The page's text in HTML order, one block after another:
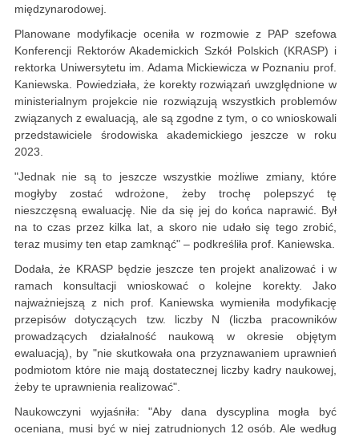
międzynarodowej.
Planowane modyfikacje oceniła w rozmowie z PAP szefowa
Konferencji Rektorów Akademickich Szkół Polskich (KRASP) i
rektorka Uniwersytetu im. Adama Mickiewicza w Poznaniu prof.
Kaniewska. Powiedziała, że korekty rozwiązań uwzględnione w
ministerialnym projekcie nie rozwiązują wszystkich problemów
związanych z ewaluacją, ale są zgodne z tym, o co wnioskowali
przedstawiciele środowiska akademickiego jeszcze w roku
2023.
"Jednak nie są to jeszcze wszystkie możliwe zmiany, które
mogłyby zostać wdrożone, żeby trochę polepszyć tę
nieszczęsną ewaluację. Nie da się jej do końca naprawić. Był
na to czas przez kilka lat, a skoro nie udało się tego zrobić,
teraz musimy ten etap zamknąć" – podkreśliła prof. Kaniewska.
Dodała, że KRASP będzie jeszcze ten projekt analizować i w
ramach konsultacji wnioskować o kolejne korekty. Jako
najważniejszą z nich prof. Kaniewska wymieniła modyfikację
przepisów dotyczących tzw. liczby N (liczba pracowników
prowadzących działalność naukową w okresie objętym
ewaluacją), by "nie skutkowała ona przyznawaniem uprawnień
podmiotom które nie mają dostatecznej liczby kadry naukowej,
żeby te uprawnienia realizować".
Naukowczyni wyjaśniła: "Aby dana dyscyplina mogła być
oceniana, musi być w niej zatrudnionych 12 osób. Ale według